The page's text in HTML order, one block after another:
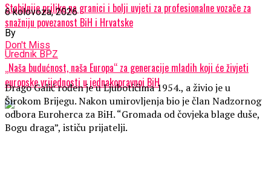
Stabilnije prilike na granici i bolji uvjeti za profesionalne vozače za
snažniju povezanost BiH i Hrvatske
Don't Miss
„Naša budućnost, naša Europa“ za generacije mladih koji će živjeti
europske vrijednosti u jednakopravnoj BiH
6 kolovoza, 2026
By
Urednik BPZ
Drago Galić rođen je u Ljubotićima 1954., a živio je u
Širokom Brijegu. Nakon umirovljenja bio je član Nadzornog
odbora Euroherca za BiH. “Gromada od čovjeka blage duše,
Bogu draga”, ističu prijatelji.